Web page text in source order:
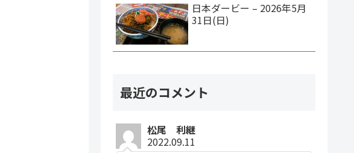
日本ダービー – 2026年5月
31日(日)
最近のコメント
松尾 利継
2022.09.11